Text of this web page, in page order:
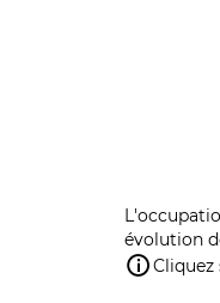
évolution